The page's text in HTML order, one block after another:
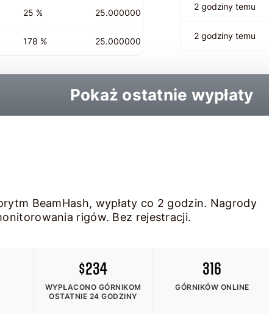
25 % 25.000000
178 % 25.000000
2 godziny temu
2 godziny temu
Pokaż ostatnie wypłaty
BeamHash, wypłaty co 2 godzin. Nagrody
rigów. Bez rejestracji.
$234
WYPŁACONO GÓRNIKOM
OSTATNIE 24 GODZINY
316
GÓRNIKÓW ONLINE